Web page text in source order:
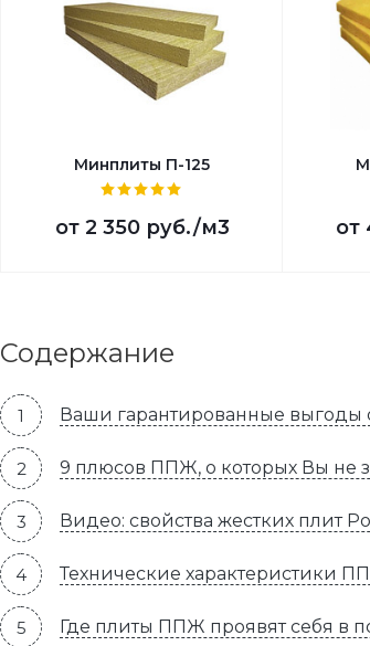
Минплиты П-125
от 2 350 руб./м3 от
Содержание
Ваши гарантированные
9 плюсов ППЖ, о которых Вы не
Видео: свойства жестких плит
Технические характеристики
Где плиты ППЖ проявят себя в